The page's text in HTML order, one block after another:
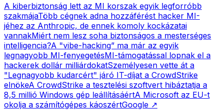
A kiberbiztonság lett az MI korszak egyik legforróbb
szakmájaTöbb cégnek adna hozzáférést hacker MI-
jéhez az Anthropic, de ennek komoly kockázatai
vannakMiért nem lesz soha biztonságos a mesterséges
intelligencia?A "vibe-hacking” ma már az egyik
legnagyobb MI-fenyegetésMI-támogatással lopnak el a
hackerek dollár milliárdokatSzemélyesen vette át a
"Legnagyobb kudarcért" járó IT-díjat a CrowdStrike
elnökeA CrowdStrike a tesztelési szoftvert hibáztatja a
8,5 millió Windows gép leállításáértA Microsoft az EU-t
okolja a számítógépes káoszértGoogle ↗